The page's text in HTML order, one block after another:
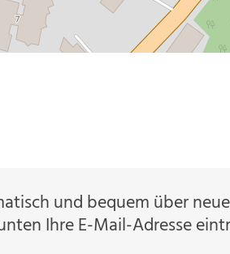
und bequem über
Ihre E-Mail-Adresse